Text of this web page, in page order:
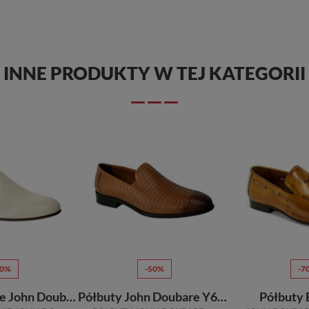
INNE PRODUKTY W TEJ KATEGORII
Półbuty Letnie John Doubare VS015155-061D24 Beige White Skóra TN
-50%
Półbuty John Doubare Y699-8-05 Brown Skóra TN
-
Półbuty